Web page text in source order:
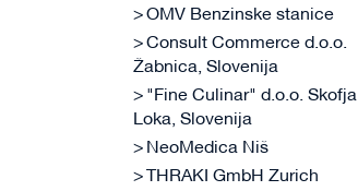
OMV Benzinske stanice
Consult Commerce d.o.o.
Žabnica, Slovenija
"Fine Culinar" d.o.o. Skofja
Loka, Slovenija
NeoMedica Niš
THRAKI GmbH Zurich